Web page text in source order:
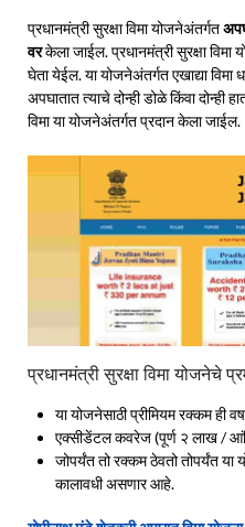
प्रधानमंत्री सुरक्षा विमा योजनेअंतर्गत
वरकेला जाईल. प्रधानमंत्री सुरक्षा विमा
घेता येईल. या योजनेअंतर्गत एखाद्या विमा
अपघातात त्याचे दोन्ही डोळे किंवा दोन्ही
विमा या योजनेअंतर्गत प्रदान केला जाईल.
प्रधानमंत्री सुरक्षा विमा योजनेचे
या योजनेसाठी प्रीमियम रक्कम ही
एक्सीडेंटल कवरेज (पूर्ण २ लाख /
जोपर्यंत तो रक्कम ठेवतो तोपर्यंत
कालावधी असणार आहे.